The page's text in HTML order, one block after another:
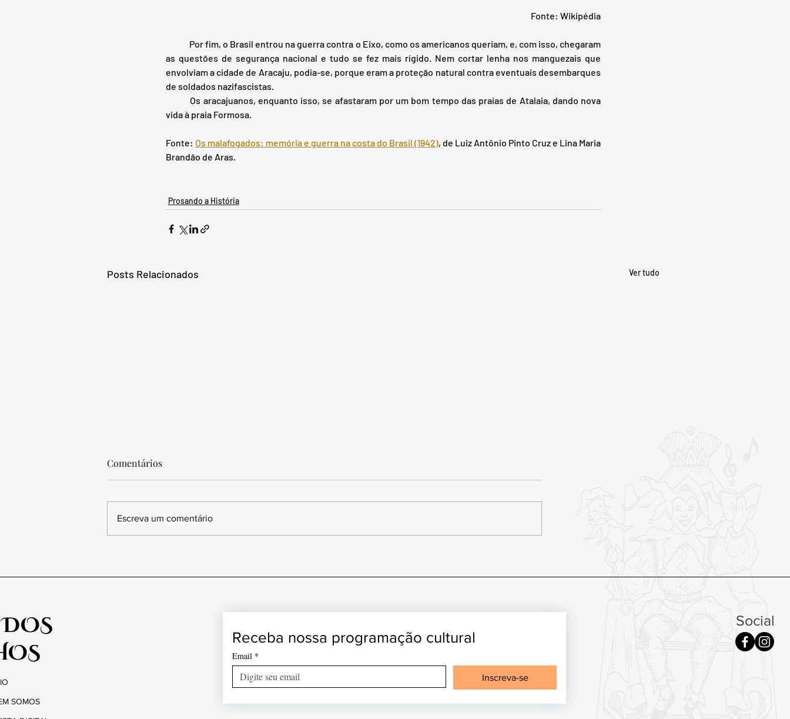
Fonte: Wikipédia
as questões de segurança nacional e tudo se fez mais rígido. Nem cortar lenha nos manguezais que
envolviam a cidade de Aracaju, podia-se, porque eram a proteção natural contra eventuais desembarques
de soldados nazifascistas.
vida à praia Formosa.
Fonte: Os malafogados: memória e guerra na costa do Brasil (1942), de Luiz Antônio Pinto Cruz e Lina Maria
Brandão de Aras.
Prosando a História
Posts Relacionados Ver tudo
Comentários
Escreva um comentário
SOMOS
Receba nossa programação cultural
Email *
Inscreva-se
Social